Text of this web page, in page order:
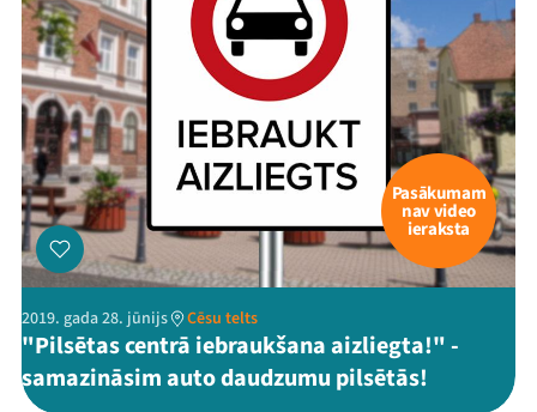
ThreadsFacebookYoutube
X Instagram
Flick TikTok
Pasākumam
nav video
ieraksta
2019. gada 28. jūnijs Cēsu telts
"Pilsētas centrā iebraukšana aizliegta!" -
samazināsim auto daudzumu pilsētās!